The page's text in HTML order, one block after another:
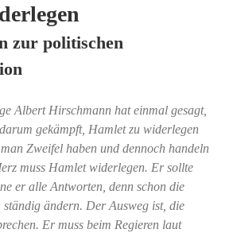
zur politischen
Albert Hirschmann hat einmal gesagt,
gekämpft, Hamlet zu widerlegen
Zweifel haben und dennoch handeln
muss Hamlet widerlegen. Er sollte
er alle Antworten, denn schon die
ständig ändern. Der Ausweg ist, die
Er muss beim Regieren laut